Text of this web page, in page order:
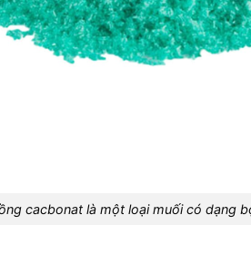
cacbonat là một loại muối có dạng